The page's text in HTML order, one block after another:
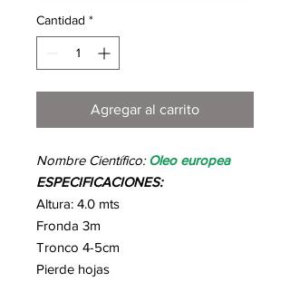
Cantidad *
Agregar al carrito
Nombre Científico:Oleo europea
ESPECIFICACIONES:
Altura: 4.0 mts
Fronda 3m
Tronco 4-5cm
Pierde hojas